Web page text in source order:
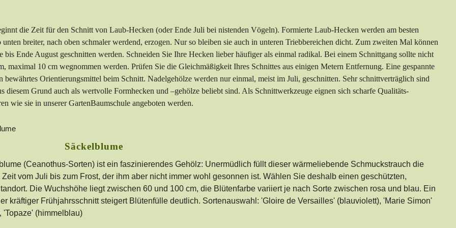
die Zeit für den Schnitt von Laub-Hecken (oder Ende Juli bei nistenden Vögeln). Formierte Laub-Hecken werden am besten
unten breiter, nach oben schmaler werdend, erzogen. Nur so bleiben sie auch in unteren Triebbereichen dicht. Zum zweiten Mal können
bis Ende August geschnitten werden. Schneiden Sie Ihre Hecken lieber häufiger als einmal radikal. Bei einem Schnittgang sollte nicht
maximal 10 cm wegnommen werden. Prüfen Sie die Gleichmäßigkeit Ihres Schnittes aus einigen Metern Entfernung. Eine gespannte
bewährtes Orientierungsmittel beim Schnitt. Nadelgehölze werden nur einmal, meist im Juli, geschnitten. Sehr schnittverträglich sind
diesem Grund auch als wertvolle Formhecken und –gehölze beliebt sind. Als Schnittwerkzeuge eignen sich scharfe Qualitäts-
wie sie in unserer GartenBaumschule angeboten werden.
Säckelblume
(Ceanothus-Sorten) ist ein faszinierendes Gehölz: Unermüdlich füllt dieser wärmeliebende Schmuckstrauch die
vom Juli bis zum Frost, der ihm aber nicht immer wohl gesonnen ist. Wählen Sie deshalb einen geschützten,
Die Wuchshöhe liegt zwischen 60 und 100 cm, die Blütenfarbe variiert je nach Sorte zwischen rosa und blau. Ein
kräftiger Frühjahrsschnitt steigert Blütenfülle deutlich. Sortenauswahl: 'Gloire de Versailles' (blauviolett), 'Marie Simon'
'Topaze' (himmelblau)